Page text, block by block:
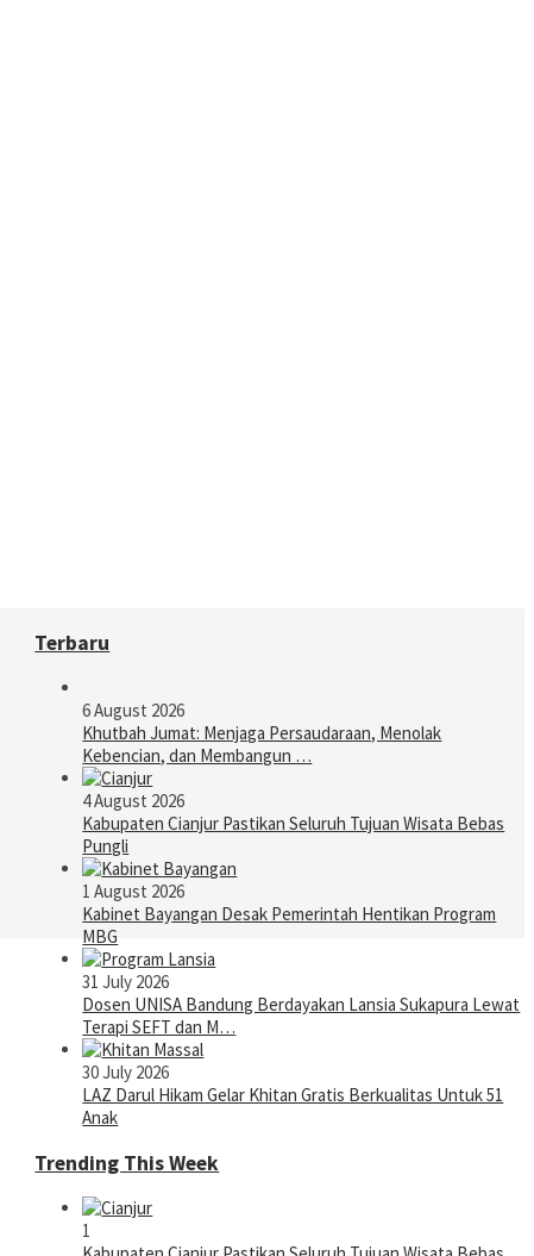
Terbaru
6 August 2026
Khutbah Jumat: Menjaga Persaudaraan, Menolak
Kebencian, dan Membangun …
4 August 2026
Kabupaten Cianjur Pastikan Seluruh Tujuan Wisata Bebas
Pungli
1 August 2026
Kabinet Bayangan Desak Pemerintah Hentikan Program
MBG
31 July 2026
Dosen UNISA Bandung Berdayakan Lansia Sukapura Lewat
Terapi SEFT dan M…
30 July 2026
LAZ Darul Hikam Gelar Khitan Gratis Berkualitas Untuk 51
Anak
Trending This Week
1